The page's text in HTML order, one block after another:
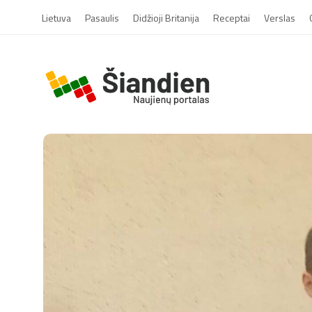
Lietuva Pasaulis Didžioji Britanija Receptai Verslas
S
a
i